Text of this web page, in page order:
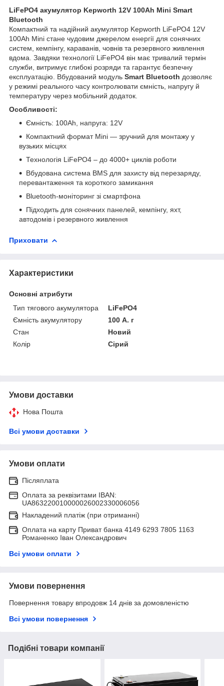
LiFePO4 акумулятор Kepworth 12V 100Ah Mini Smart
Bluetooth
Компактний та надійний акумулятор Kepworth LiFePO4 12V
100Ah Mini стане чудовим джерелом енергії для сонячних
систем, кемпінгу, караванів, човнів та резервного живлення
вдома. Завдяки технології LiFePO4 він має тривалий термін
служби, витримує глибокі розряди та гарантує безпечну
експлуатацію. Вбудований модуль Smart Bluetooth дозволяє
у режимі реального часу контролювати ємність, напругу й
температуру через мобільний додаток.
Особливості:
Ємність: 100Ah, напруга: 12V
Компактний формат Mini — зручний для монтажу у
вузьких місцях
Технологія LiFePO4 – до 4000+ циклів роботи
Вбудована система BMS для захисту від перезаряду,
перевантаження та короткого замикання
Bluetooth-моніторинг зі смартфона
Підходить для сонячних панелей, кемпінгу, яхт,
автодомів і резервного живлення
Приховати
Характеристики
Основні атрибути
Тип тягового акумулятора
LiFePO4
Ємність акумулятору
100 А. г
Стан
Новий
Колір
Сірий
Умови доставки
Нова Пошта
Всі умови доставки
Умови оплати
Післяплата
Оплата за реквізитами IBAN:
UA863220010000026002330006056
Накладений платіж (при отриманні)
Оплата на карту Приват банка 4149 6293 7805 1163
Романенко Іван Олександрович
Всі умови оплати
Умови повернення
Повернення товару впродовж 14 днів за домовленістю
Всі умови повернення
Подібні товари компанії